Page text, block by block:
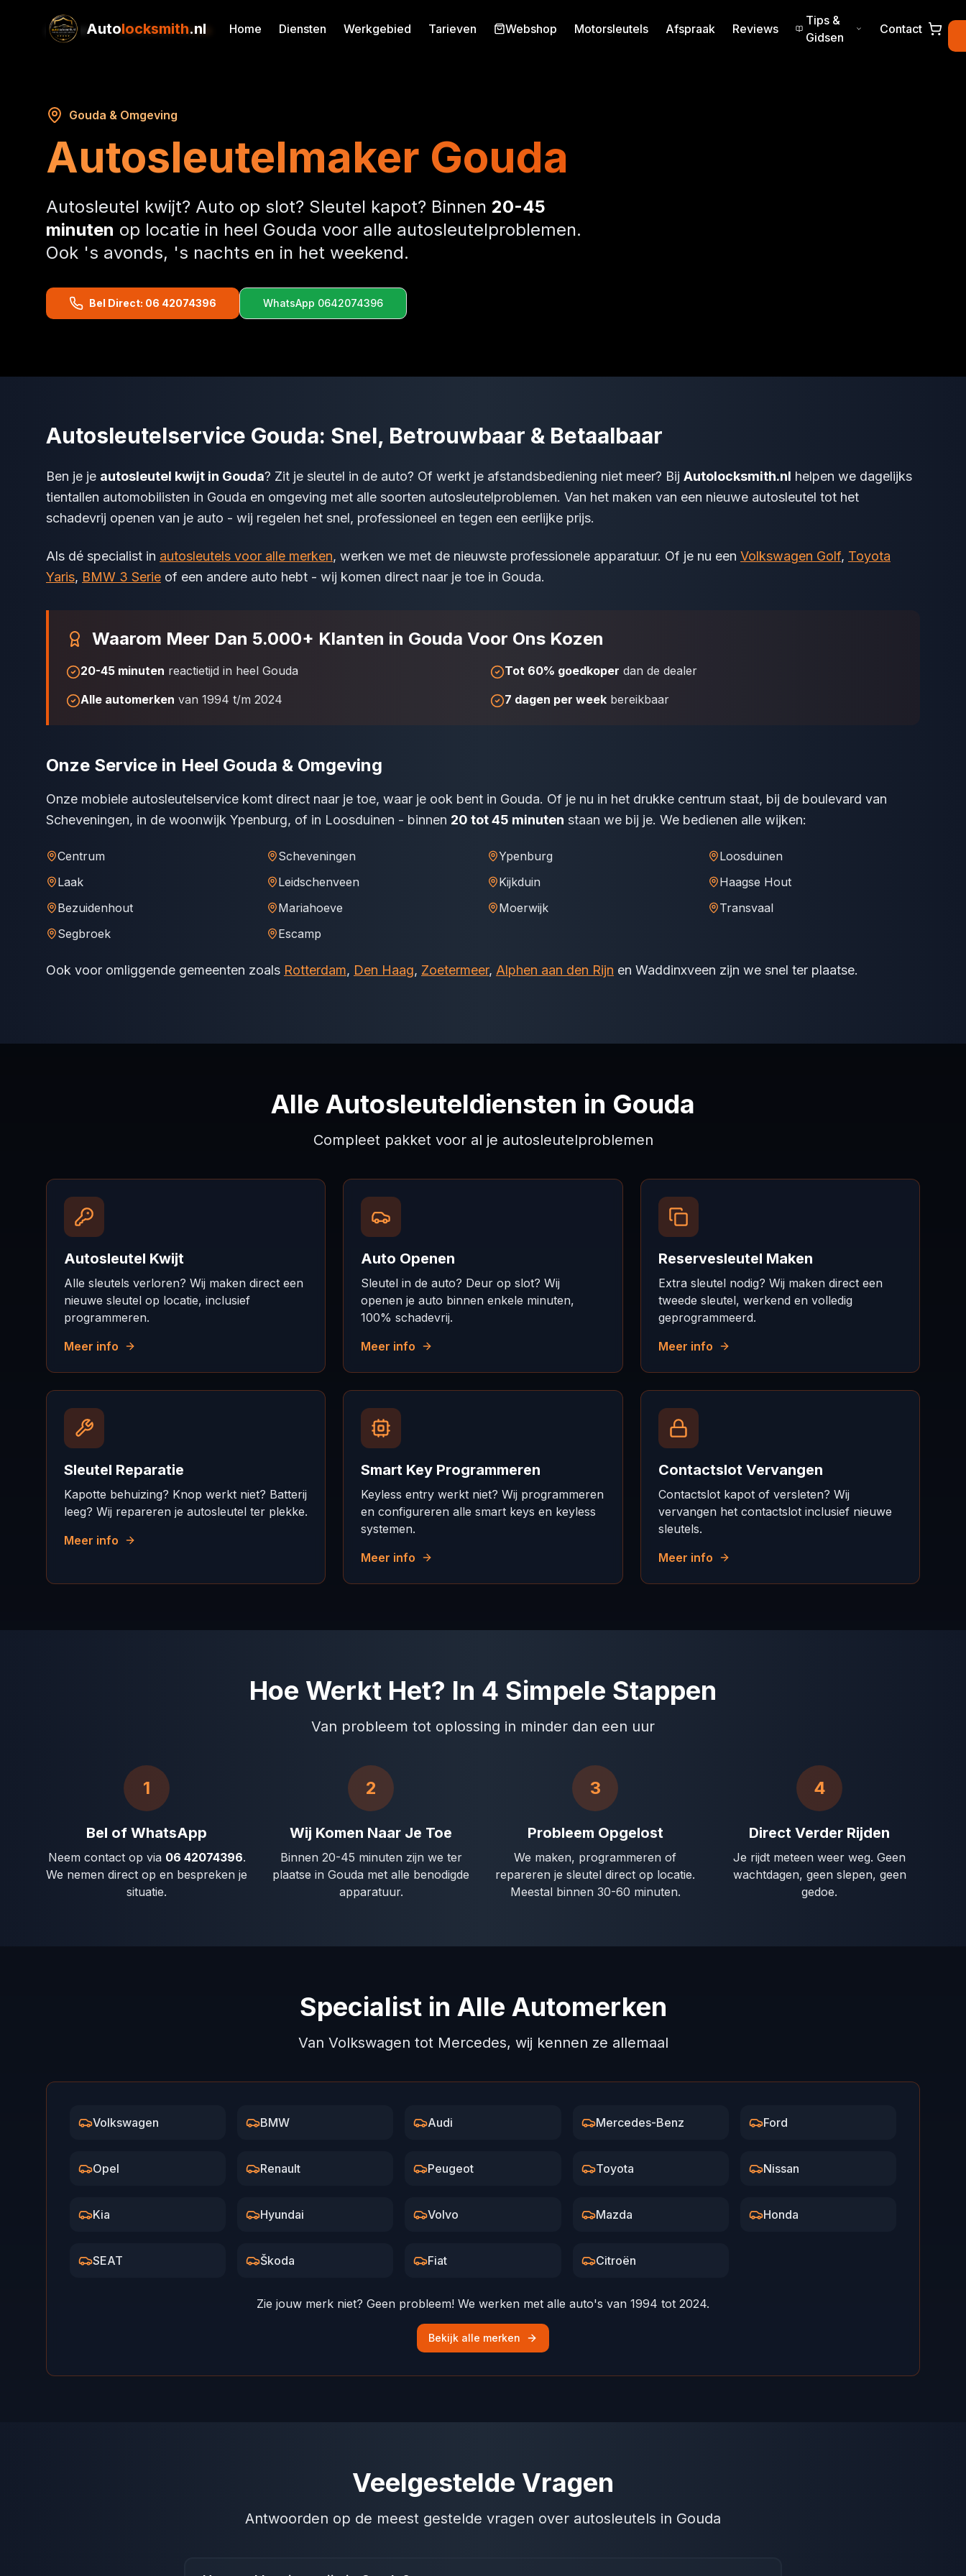
Autolocksmith.nl Home Diensten Werkgebied Tarieven Webshop Motorsleutels Afspraak Reviews
Tips &
Gidsen
Contact
Home Autosleutel Gouda
Gouda & Omgeving
Autosleutelmaker Gouda
Autosleutel kwijt? Auto op slot? Sleutel kapot? Binnen 20-45
minuten op locatie in heel Gouda voor alle autosleutelproblemen.
Ook 's avonds, 's nachts en in het weekend.
Bel Direct: 06 42074396 WhatsApp 0642074396
Autosleutelservice Gouda: Snel, Betrouwbaar & Betaalbaar
Ben je je autosleutel kwijt in Gouda? Zit je sleutel in de auto? Of werkt je afstandsbediening niet meer? Bij Autolocksmith.nl helpen we dagelijks
tientallen automobilisten in Gouda en omgeving met alle soorten autosleutelproblemen. Van het maken van een nieuwe autosleutel tot het
schadevrij openen van je auto - wij regelen het snel, professioneel en tegen een eerlijke prijs.
Als dé specialist in autosleutels voor alle merken, werken we met de nieuwste professionele apparatuur. Of je nu een Volkswagen Golf, Toyota
Yaris, BMW 3 Serie of een andere auto hebt - wij komen direct naar je toe in Gouda.
Waarom Meer Dan 5.000+ Klanten in Gouda Voor Ons Kozen
20-45 minuten reactietijd in heel Gouda Tot 60% goedkoper dan de dealer
Alle automerken van 1994 t/m 2024 7 dagen per week bereikbaar
Onze Service in Heel Gouda & Omgeving
Onze mobiele autosleutelservice komt direct naar je toe, waar je ook bent in Gouda. Of je nu in het drukke centrum staat, bij de boulevard van
Scheveningen, in de woonwijk Ypenburg, of in Loosduinen - binnen 20 tot 45 minuten staan we bij je. We bedienen alle wijken:
Centrum Scheveningen Ypenburg
Loosduinen
Laak
Leidschenveen Kijkduin
Haagse Hout
Bezuidenhout
Mariahoeve Moerwijk
Transvaal
Segbroek
Escamp
Ook voor omliggende gemeenten zoals Rotterdam, Den Haag, Zoetermeer, Alphen aan den Rijn en Waddinxveen zijn we snel ter plaatse.
Alle Autosleuteldiensten in Gouda
Compleet pakket voor al je autosleutelproblemen
Autosleutel Kwijt
Alle sleutels verloren? Wij maken direct een
nieuwe sleutel op locatie, inclusief
programmeren.
Meer info
Auto Openen
Sleutel in de auto? Deur op slot? Wij
openen je auto binnen enkele minuten,
100% schadevrij.
Meer info
Reservesleutel Maken
Extra sleutel nodig? Wij maken direct een
tweede sleutel, werkend en volledig
geprogrammeerd.
Meer info
Sleutel Reparatie
Kapotte behuizing? Knop werkt niet? Batterij
leeg? Wij repareren je autosleutel ter plekke.
Meer info
Smart Key Programmeren
Keyless entry werkt niet? Wij programmeren
en configureren alle smart keys en keyless
systemen.
Meer info
Contactslot Vervangen
Contactslot kapot of versleten? Wij
vervangen het contactslot inclusief nieuwe
sleutels.
Meer info
Hoe Werkt Het? In 4 Simpele Stappen
Van probleem tot oplossing in minder dan een uur
1
Bel of WhatsApp
Neem contact op via 06 42074396.
We nemen direct op en bespreken je
situatie.
2
Wij Komen Naar Je Toe
Binnen 20-45 minuten zijn we ter
plaatse in Gouda met alle benodigde
apparatuur.
3
Probleem Opgelost
We maken, programmeren of
repareren je sleutel direct op locatie.
Meestal binnen 30-60 minuten.
4
Direct Verder Rijden
Je rijdt meteen weer weg. Geen
wachtdagen, geen slepen, geen
gedoe.
Specialist in Alle Automerken
Van Volkswagen tot Mercedes, wij kennen ze allemaal
Volkswagen BMW Audi Mercedes-Benz Ford
Opel Renault Peugeot Toyota Nissan
Kia Hyundai Volvo Mazda Honda
SEAT Škoda Fiat Citroën
Zie jouw merk niet? Geen probleem! We werken met alle auto's van 1994 tot 2024.
Bekijk alle merken
Veelgestelde Vragen
Antwoorden op de meest gestelde vragen over autosleutels in Gouda